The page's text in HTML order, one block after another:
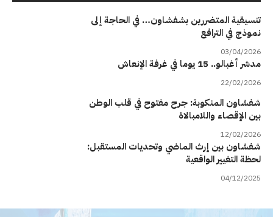
تنسيقية المتضررين بشفشاون… في الحاجة إلى
نموذج في الترافع
03/04/2026
مدشر أغبالو.. 15 يوما في غرفة الإنعاش
22/02/2026
شفشاون المنكوبة: جرح مفتوح في قلب الوطن
بين الإقصاء واللامبالاة
12/02/2026
شفشاون بين إرث الماضي وتحديات المستقبل:
لحظة التغيير الواقعية
04/12/2025